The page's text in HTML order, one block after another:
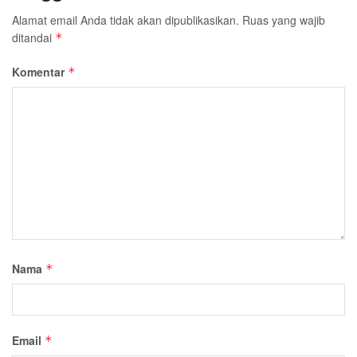
Alamat email Anda tidak akan dipublikasikan. Ruas yang wajib
ditandai *
Komentar *
Nama *
Email *